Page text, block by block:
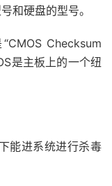
和硬盘的型号。
Checksum
是主板上的一个纽
能进系统进行杀毒